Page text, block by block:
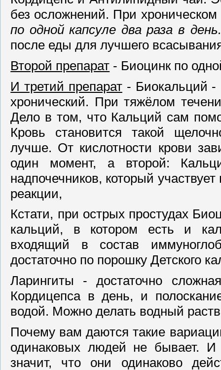
без осложнений. При
по одной капсуле два раза в день.
после еды для лучшего
Второй препарат - Биоцинк по
И третий препарат- Биокальций -
хронический. При тяжёлом
Дело в том, что Кальций сам
Кровь становится такой
лучше. От кислотности крови
один момент, а второй:
надпочечников, который
реакции,
Кстати, при острых простудах
кальций, в котором есть и
входящий в состав
достаточно по порошку Детского
Ларингиты - достаточно
Кордицепса в день, и
водой. Можно делать водный
Почему вам даются такие
одинаковых людей не бывает.
значит, что они одинаково